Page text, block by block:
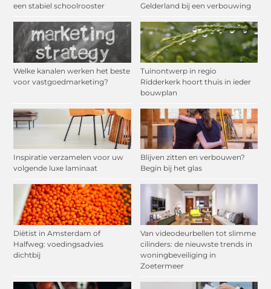
een stabiel schoolrooster
Gelderland bij een verbouwing
Welke kanalen werken het beste
voor vastgoedmarketing?
Tuinontwerp in regio
Ridderkerk hoort thuis in ieder
bouwplan
Inspiratie verzamelen voor uw
volgende luxe laminaat
Blijven zitten en verbouwen?
Begin bij het glas
Diëtist in Amsterdam of
Halfweg: voedingsadvies
dichtbij
Van videodeurbellen tot slimme
cilinders: de nieuwste trends in
woningbeveiliging in
Zoetermeer